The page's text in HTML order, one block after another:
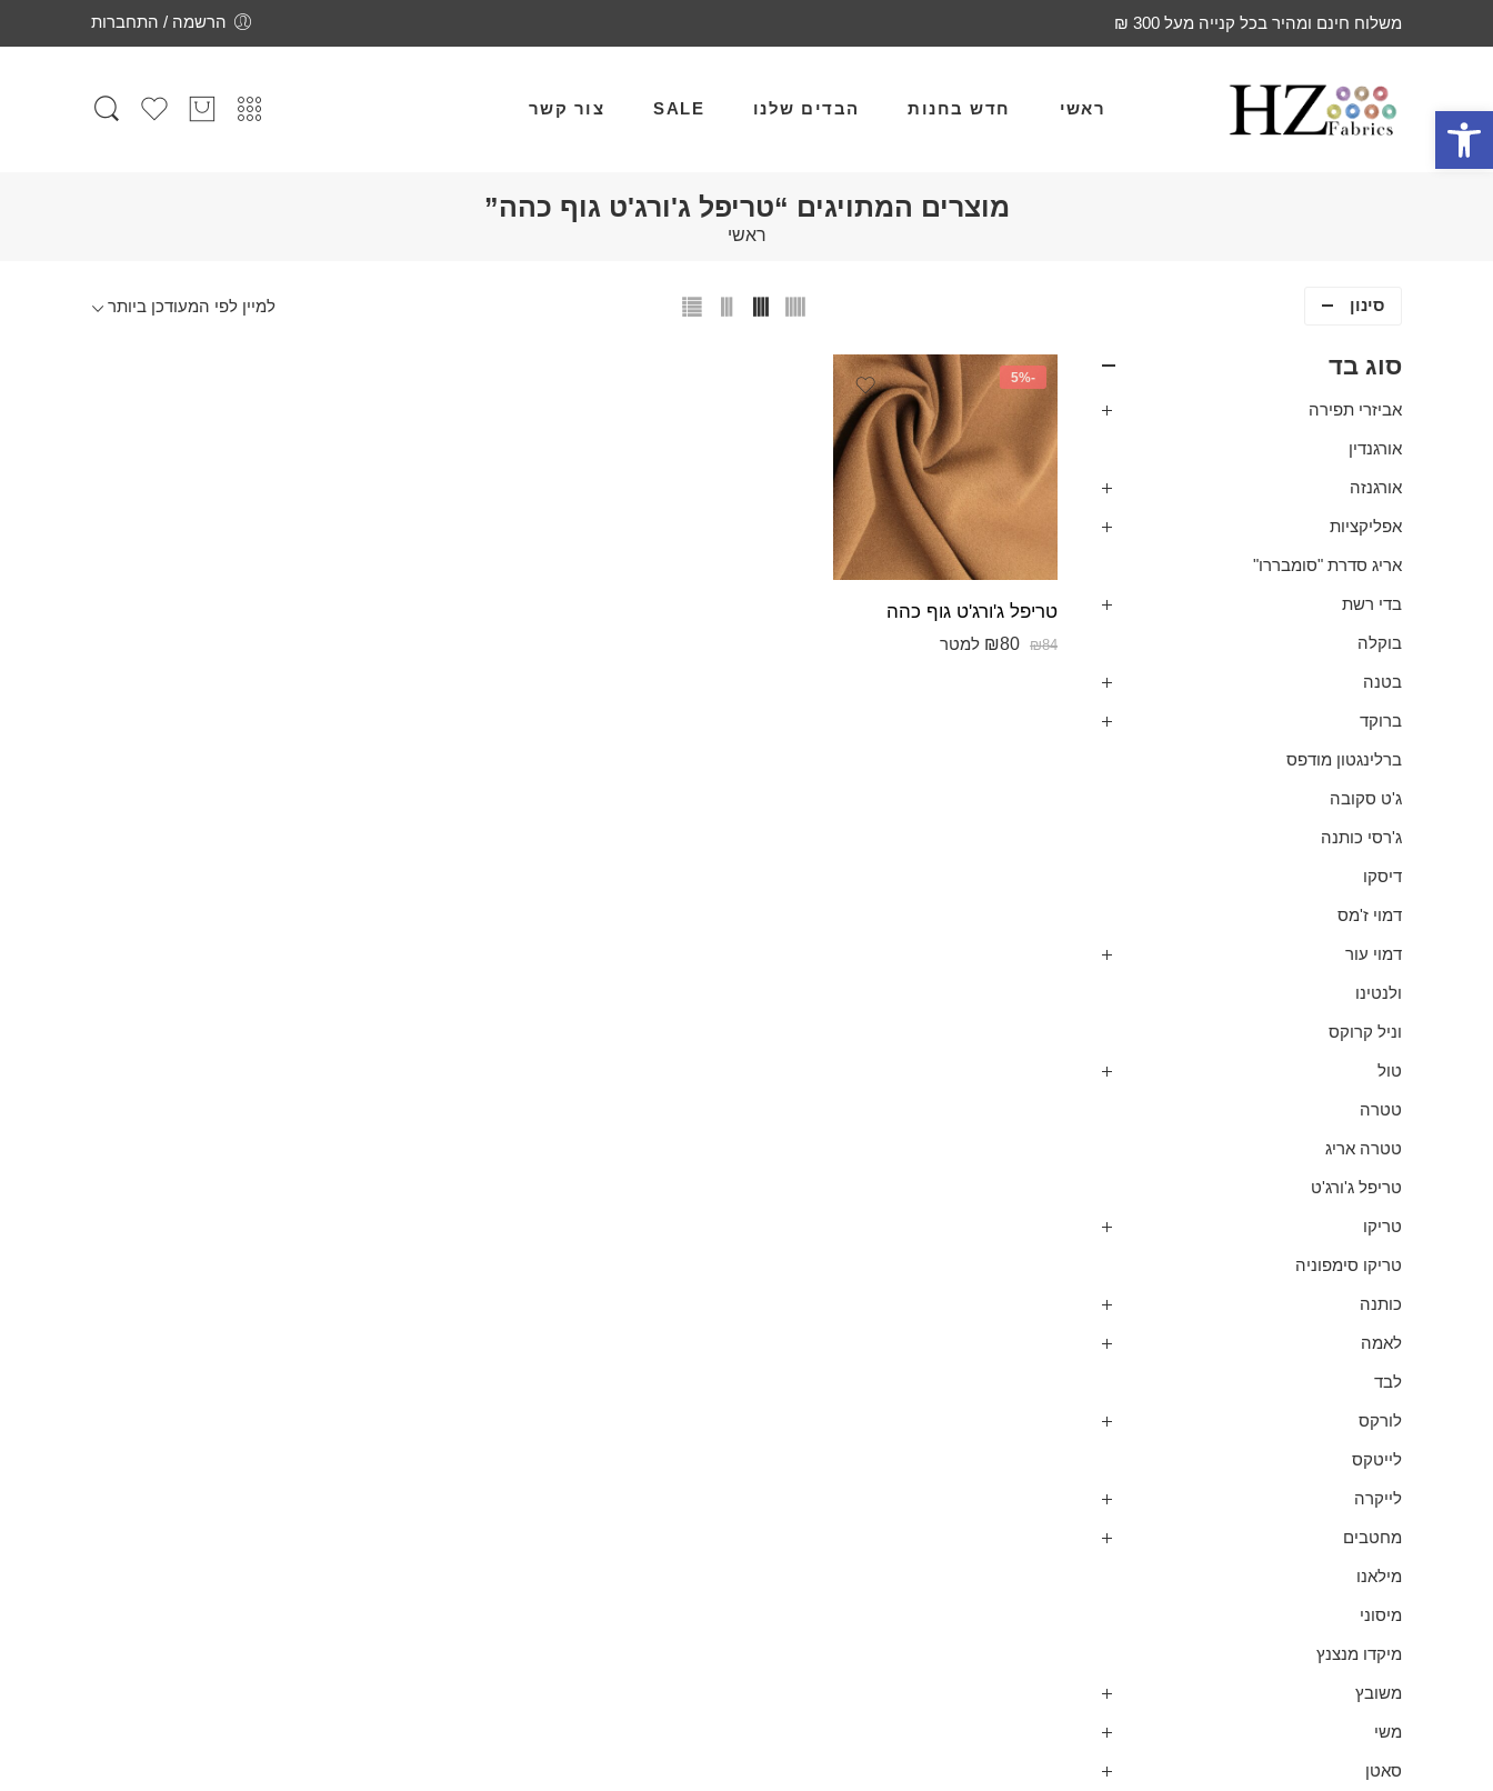
פתח סרגל נגישות
משלוח חינם ומהיר בכל קנייה מעל 300 ₪ הרשמה / התחברות
ראשי חדש בחנות הבדים שלנו SALE צור קשר
מוצרים המתויגים “טריפל ג'ורג'ט גוף כהה”
ראשי
סינון
-5%
טריפל ג'ורג'ט גוף כהה
₪84
₪80 למטר
סוג בד
אביזרי תפירה
אורגנדין
אורגנזה
אפליקציות
אריג סדרת "סומבררו"
בדי רשת
בוקלה
בטנה
ברוקד
ברלינגטון מודפס
ג'ט סקובה
ג'רסי כותנה
דיסקו
דמוי ז'מס
דמוי עור
ולנטינו
וניל קרוקס
טול
טטרה
טטרה אריג
טריפל ג'ורג'ט
טריקו
טריקו סימפוניה
כותנה
לאמה
לבד
לורקס
לייטקס
לייקרה
מחטבים
מילאנו
מיסוני
מיקדו מנצנץ
משובץ
משי
סאטן